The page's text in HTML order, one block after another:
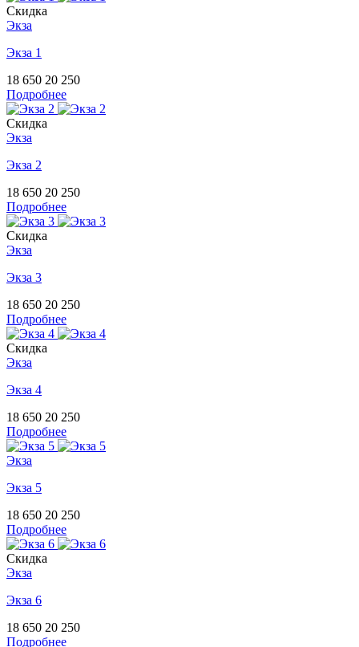
Скидка
Экза
Экза 1
18 650 20 250
Подробнее
Скидка
Экза
Экза 2
18 650 20 250
Подробнее
Скидка
Экза
Экза 3
18 650 20 250
Подробнее
Скидка
Экза
Экза 4
18 650 20 250
Подробнее
Экза
Экза 5
18 650 20 250
Подробнее
Скидка
Экза
Экза 6
18 650 20 250
Подробнее